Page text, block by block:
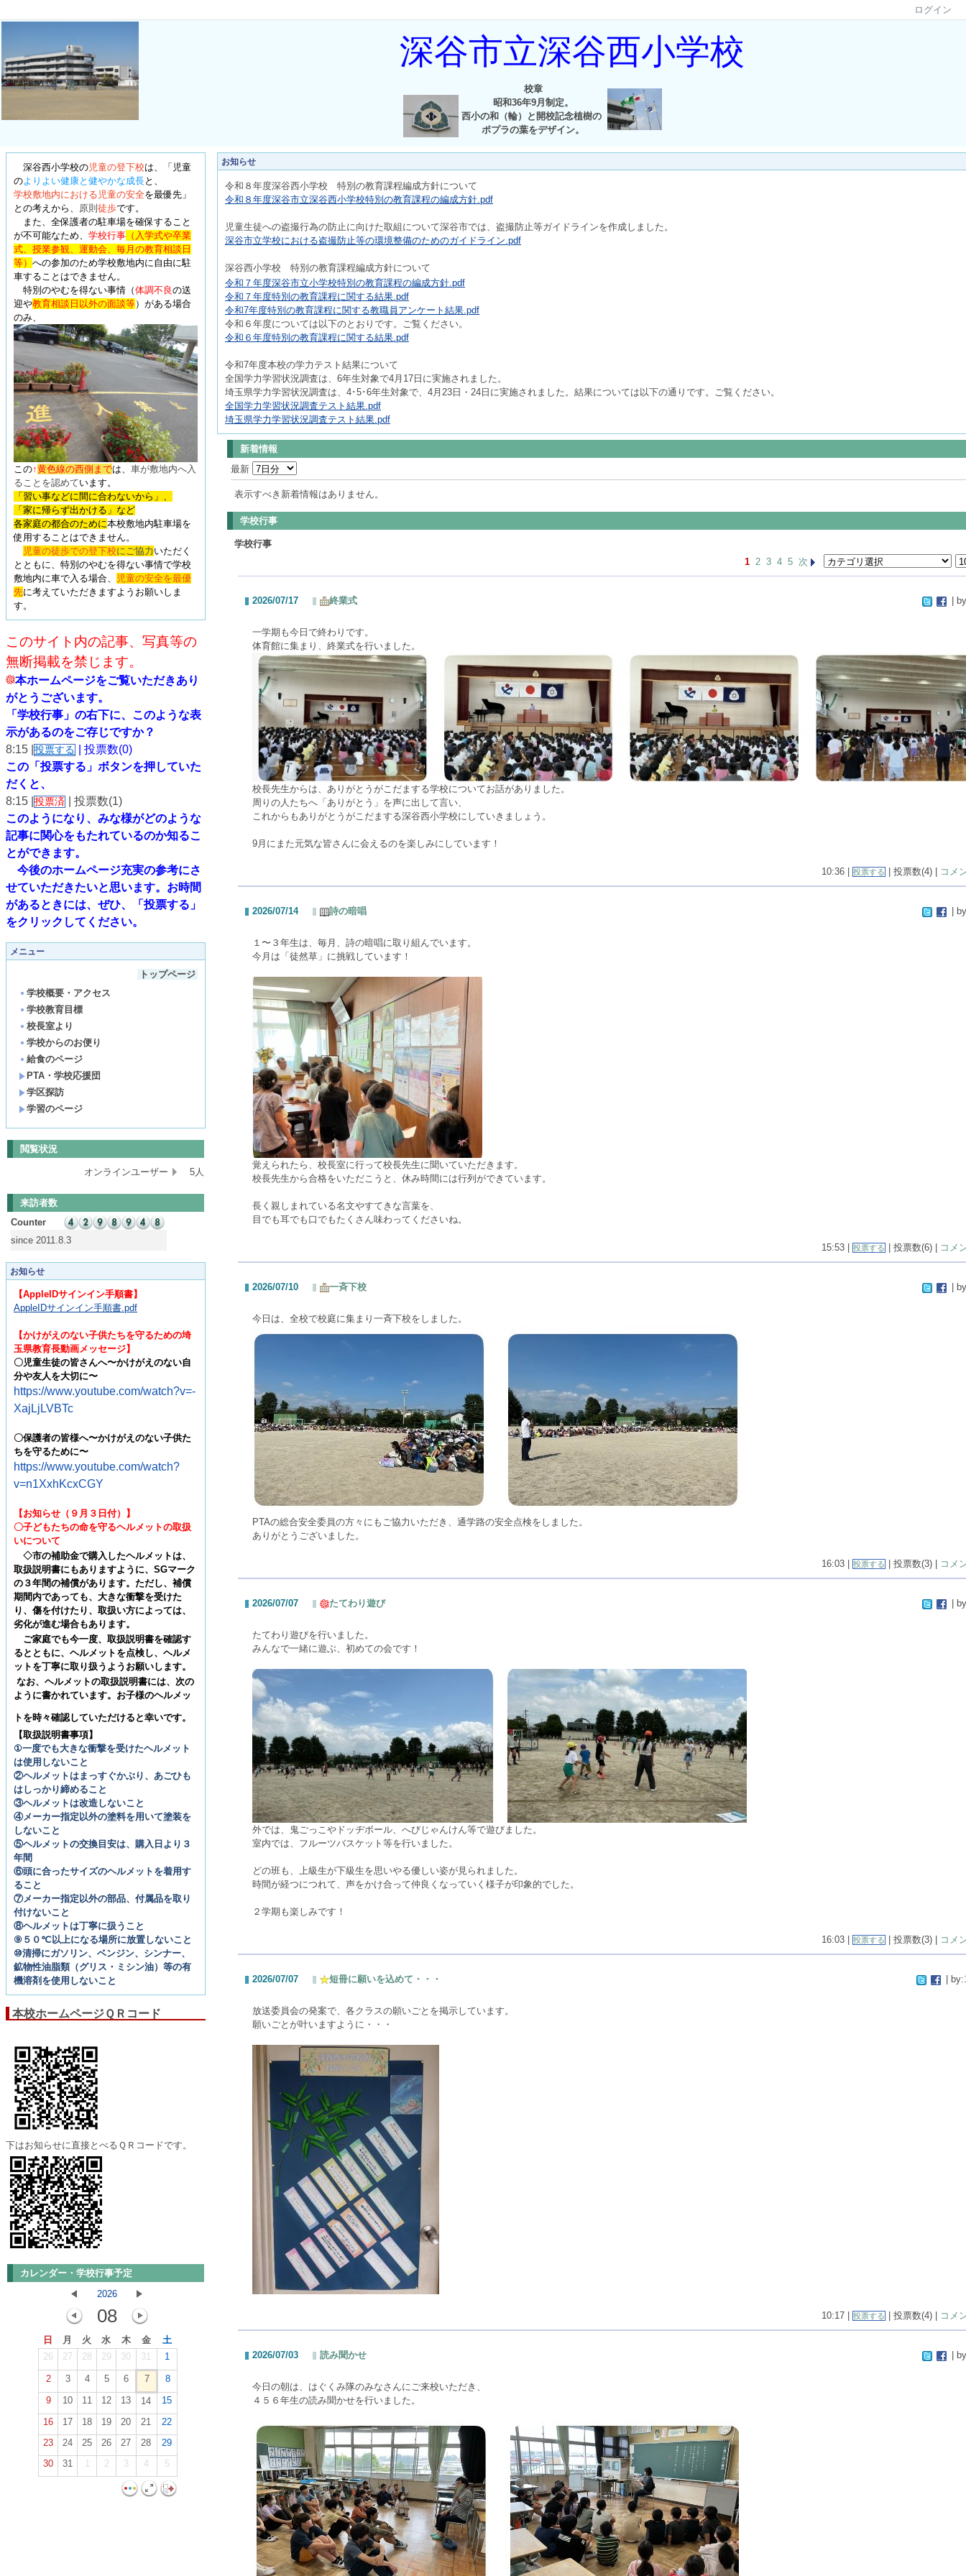
ログイン
深谷市立深谷西小学校
校章
昭和36年9月制定。
西小の和（輪）と開校記念植樹の
ポプラの葉をデザイン。
深谷西小学校の児童の登下校は、
「児童
のよりよい健康と健やかな成長と、
学校敷地内における児童の安全を最優先 」
との考えから、 原則 徒歩です。
また、全保護者の駐車場を確保すること
が不可能なため、 学校行事 （入学式や卒業
式、授業参観、運動会、毎月の教育相談日
等） への参加のため学校敷地内に自由に駐
車することはできません。
特別のやむを得ない事情 （体調不良の送
迎や教育相談日以外の面談等） がある場合
のみ、
この↑黄色線の西側までは、 車が敷地内へ入
ることを認めています。
「習い事などに間に合わないから」、
「家に帰らず出かける」など
各家庭の都合のために本校敷地内駐車場を
使用することはできません。
児童の徒歩での登下校にご協力 いただく
とともに、特別のやむを得ない事情で学校
敷地内に車で入る場合、
児童の安全を最優
先に考えていただきますようお願いしま
す。
このサイト内の記事、写真等の
無断掲載を禁じます。
本ホームページをご覧いただきあり
がとうございます。
「学校行事」の右下に、このような表
示があるのをご存じですか？
8:15 | 投票する
| 投票数(0)
この「投票する」ボタンを押していた
だくと、
8:15 | 投票済
| 投票数(1)
このようになり、 みな様がどのような
記事に関心をもたれているのか知るこ
とができます。
今後のホームページ充実の参考にさ
せていただきたいと思います。 お時間
があるときには、ぜひ、「投票する」
をクリックしてください。
メニュー
トップページ
学校概要・アクセス
学校教育目標
校長室より
学校からのお便り
給食のページ
PTA・学校応援団
学区探訪
学習のページ
閲覧状況
オンラインユーザー 5人
来訪者数
Counter
since 2011.8.3
お知らせ
【AppleIDサインイン手順書】
AppleIDサインイン手順書.pdf
【かけがえのない子供たちを守るための埼
玉県教育長動画メッセージ】
〇児童生徒の皆さんへ〜かけがえのない自
分や友人を大切に〜
https://www.youtube.com/watch?v=-
XajLjLVBTc
〇保護者の皆様へ〜かけがえのない子供た
ちを守るために〜
https://www.youtube.com/watch?
v=n1XxhKcxCGY
【お知らせ（９月３日付）】
〇子どもたちの命を守るヘルメットの取扱
いについて
◇市の補助金で購入したヘルメットは、
取扱説明書にもありますように、 SGマーク
の３年間の補償があります。ただし、補償
期間内であっても、大きな衝撃を受けた
り、傷を付けたり、取扱い方によっては、
劣化が進む場合もあります。
ご家庭でも今一度、取扱説明書を確認す
るとともに、ヘルメットを点検し、ヘルメ
ットを丁寧に取り扱うようお願いします。
なお、ヘルメットの取扱説明書には、次の
ように書かれています。お子様のヘルメッ
トを時々確認していただけると幸いです。
【取扱説明書事項】
①一度でも大きな衝撃を受けたヘルメット
は使用しないこと
②ヘルメットはまっすぐかぶり、あごひも
はしっかり締めること
③ヘルメットは改造しないこと
④メーカー指定以外の塗料を用いて塗装を
しないこと
⑤ヘルメットの交換目安は、購入日より３
年間
⑥頭に合ったサイズのヘルメットを着用す
ること
⑦メーカー指定以外の部品、付属品を取り
付けないこと
⑧ヘルメットは丁寧に扱うこと
⑨５０℃以上になる場所に放置しないこと
⑩清掃にガソリン、ベンジン、シンナー、
鉱物性油脂類（グリス・ミシン油）等の有
機溶剤を使用しないこと
本校ホームページＱＲコード
下はお知らせに直接とべるＱＲコードです。
カレンダー・学校行事予定
2026
08
日 月 火 水 木 金
土
26
27 28 29 30 31 1
2 3 4 5 6 7
8
9
10 11 12 13 14
15
16
17 18 19 20 21
22
23
24 25 26 27 28
29
30
31 1 2 3 4 5
お知らせ
令和８年度深谷西小学校 特別の教育課程編成方針について
令和８年度深谷市立深谷西小学校特別の教育課程の編成方針.pdf
児童生徒への盗撮行為の防止に向けた取組について深谷市では、盗撮防止等ガイドラインを作成しました。
深谷市立学校における盗撮防止等の環境整備のためのガイドライン.pdf
深谷西小学校 特別の教育課程編成方針について
令和７年度深谷市立小学校特別の教育課程の編成方針.pdf
令和７年度特別の教育課程に関する結果.pdf
令和7年度特別の教育課程に関する教職員アンケート結果.pdf
令和６年度については以下のとおりです。ご覧ください。
令和６年度特別の教育課程に関する結果.pdf
令和7年度本校の学力テスト結果について
全国学力学習状況調査は、6年生対象で4月17日に実施されました。
埼玉県学力学習状況調査は、4･5･6年生対象で、4月23日・24日に実施されました。結果については以下の通りです。ご覧ください。
全国学力学習状況調査テスト結果.pdf
埼玉県学力学習状況調査テスト結果.pdf
新着情報
最新
表示すべき新着情報はありません。
学校行事
学校行事
1 2 3 4 5 次
2026/07/17 終業式 |
一学期も今日で終わりです。
体育館に集まり、終業式を行いました。
校長先生からは、ありがとうがこだまする学校についてお話がありました。
周りの人たちへ「ありがとう」を声に出して言い、
これからもありがとうがこだまする深谷西小学校にしていきましょう。
9月にまた元気な皆さんに会えるのを楽しみにしています！
10:36 | 投票する | 投票数(4) | コメ
2026/07/14 詩の暗唱 |
１〜３年生は、毎月、詩の暗唱に取り組んでいます。
今月は「徒然草」に挑戦しています！
覚えられたら、校長室に行って校長先生に聞いていただきます。
校長先生から合格をいただこうと、休み時間には行列ができています。
長く親しまれている名文やすてきな言葉を、
目でも耳でも口でもたくさん味わってくださいね。
15:53 | 投票する | 投票数(6) | コメ
2026/07/10 一斉下校 |
今日は、全校で校庭に集まり一斉下校をしました。
PTAの総合安全委員の方々にもご協力いただき、通学路の安全点検をしました。
ありがとうございました。
16:03 | 投票する | 投票数(3) | コメ
2026/07/07 たてわり遊び |
たてわり遊びを行いました。
みんなで一緒に遊ぶ、初めての会です！
外では、鬼ごっこやドッヂボール、へびじゃんけん等で遊びました。
室内では、フルーツバスケット等を行いました。
どの班も、上級生が下級生を思いやる優しい姿が見られました。
時間が経つにつれて、声をかけ合って仲良くなっていく様子が印象的でした。
２学期も楽しみです！
16:03 | 投票する | 投票数(3) | コメ
2026/07/07 短冊に願いを込めて・・・ | by:
放送委員会の発案で、各クラスの願いごとを掲示しています。
願いごとが叶いますように・・・
10:17 | 投票する | 投票数(4) | コメ
2026/07/03 読み聞かせ |
今日の朝は、はぐくみ隊のみなさんにご来校いただき、
４５６年生の読み聞かせを行いました。